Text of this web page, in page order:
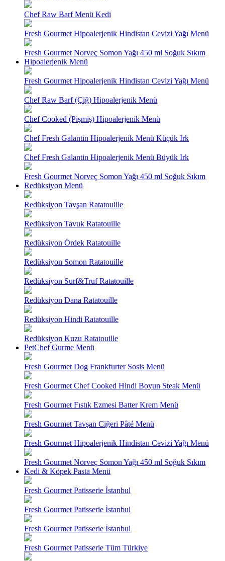
Chef Raw Barf Menü Kedi
Fresh Gourmet Hipoalerjenik Hindistan Cevizi Yağı Menü
Fresh Gourmet Norveç Somon Yağı 450 ml Soğuk Sıkım
Hipoalerjenik Menü
Fresh Gourmet Hipoalerjenik Hindistan Cevizi Yağı Menü
Chef Raw Barf (Çiğ) Hipoalerjenik Menü
Chef Cooked (Pişmiş) Hipoalerjenik Menü
Chef Fresh Galantin Hipoalerjenik Menü Küçük Irk
Chef Fresh Galantin Hipoalerjenik Menü Büyük Irk
Fresh Gourmet Norveç Somon Yağı 450 ml Soğuk Sıkım
Redüksiyon Menü
Redüksiyon Tavşan Ratatouille
Redüksiyon Tavuk Ratatouille
Redüksiyon Ördek Ratatouille
Redüksiyon Somon Ratatouille
Redüksiyon Surf&Truf Ratatouille
Redüksiyon Dana Ratatouille
Redüksiyon Hindi Ratatouille
Redüksiyon Kuzu Ratatouille
PetChef Gurme Menü
Fresh Gourmet Dog Frankfurter Sosis Menü
Fresh Gourmet Chef Cooked Hindi Boyun Steak Menü
Fresh Gourmet Fıstık Ezmesi Batter Krem Menü
Fresh Gourmet Tavşan Ciğeri Pâté Menü
Fresh Gourmet Hipoalerjenik Hindistan Cevizi Yağı Menü
Fresh Gourmet Norveç Somon Yağı 450 ml Soğuk Sıkım
Kedi & Köpek Pasta Menü
Fresh Gourmet Patisserie İstanbul
Fresh Gourmet Patisserie İstanbul
Fresh Gourmet Patisserie İstanbul
Fresh Gourmet Patisserie Tüm Türkiye